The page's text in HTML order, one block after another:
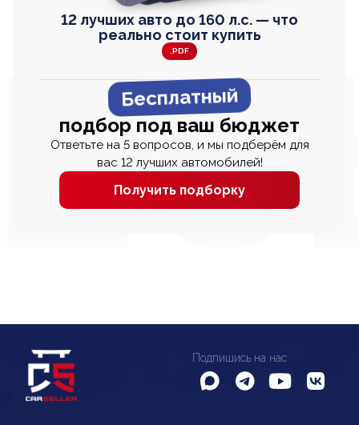
12 лучших авто до 160 л.с. — что
реально стоит купить
.PDF
Бесплатный
подбор под ваш бюджет
Ответьте на 5 вопросов, и мы подберём для
вас 12 лучших автомобилей!
Получить подборку
Подпишись на нас